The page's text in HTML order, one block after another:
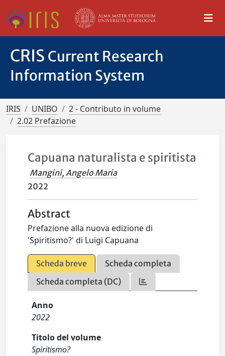
CRIS Current Research
Information System
IRIS UNIBO
2 - Contributo in volume
2.02 Prefazione
Capuana naturalista e spiritista
Mangini, Angelo Maria
2022
Abstract
Prefazione alla nuova edizione di
'Spiritismo?' di Luigi Capuana
Scheda breve
Scheda completa
Scheda completa (DC)
Anno
2022
Titolo del volume
Spiritismo?